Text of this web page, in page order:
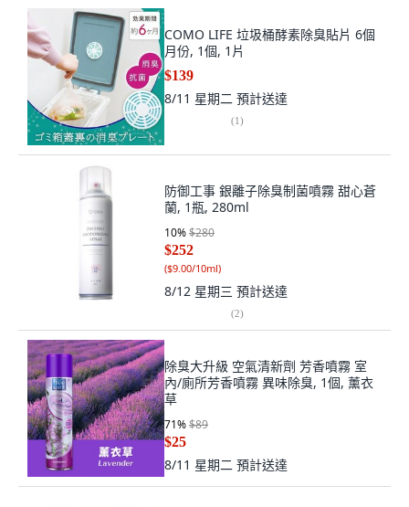
COMO LIFE 垃圾桶酵素除臭貼片 6個
月份, 1個, 1片
$139
8/11 星期二 預計送達
(1)
防御工事 銀離子除臭制菌噴霧 甜心蒼
蘭, 1瓶, 280ml
10%$280
$252
($9.00/10ml)
8/12 星期三 預計送達
(2)
除臭大升級 空氣清新劑 芳香噴霧 室
內/廁所芳香噴霧 異味除臭, 1個, 薰衣
草
71%$89
$25
8/11 星期二 預計送達